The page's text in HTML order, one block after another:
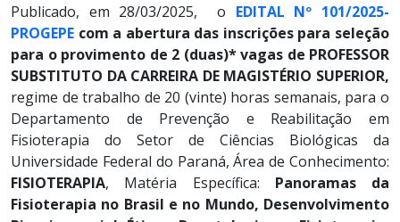
Publicado, em 28/03/2025, o EDITAL Nº 101/2025-
PROGEPE com a abertura das inscrições para seleção
para o provimento de 2 (duas)* vagas de PROFESSOR
SUBSTITUTO DA CARREIRA DE MAGISTÉRIO SUPERIOR,
regime de trabalho de 20 (vinte) horas semanais, para o
Departamento de Prevenção e Reabilitação em
Fisioterapia do Setor de Ciências Biológicas da
Universidade Federal do Paraná, Área de Conhecimento:
FISIOTERAPIA, Matéria Específica: Panoramas da
Fisioterapia no Brasil e no Mundo, Desenvolvimento